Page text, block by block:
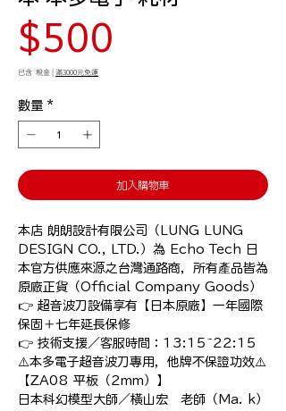
$500
已含 稅金 滿3000元免運
數量 *
加入購物車
本店 朗朗設計有限公司（LUNG LUNG
DESIGN CO., LTD.）為 Echo Tech 日
本官方供應來源之台灣通路商，所有產品皆為
原廠正貨（Official Company Goods）
👉 超音波刀設備享有【日本原廠】一年國際
保固＋七年延長保修
👉 技術支援／客服時間：13:15~22:15
⚠️本多電子超音波刀專用，他牌不保證功效⚠️
【ZA08 平板（2mm）】
日本科幻模型大師／橫山宏　老師（Ma. k）